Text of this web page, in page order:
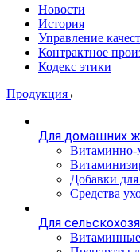
Новости
История
Управление
Контрактное
Кодекс этики
Продукция
Для домашних
Витаминно-
Добавки
Средства
Для